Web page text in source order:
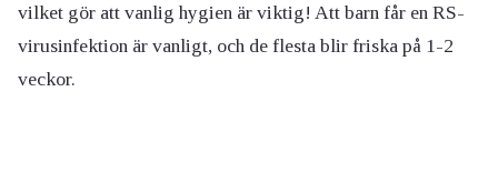
vilket gör att vanlig hygien är viktig! Att barn får en RS-
virusinfektion är vanligt, och de flesta blir friska på 1-2
veckor.